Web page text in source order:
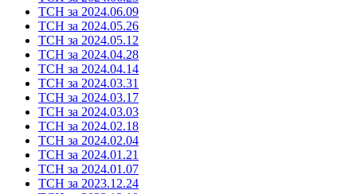
ТСН за 2024.06.09
ТСН за 2024.05.26
ТСН за 2024.05.12
ТСН за 2024.04.28
ТСН за 2024.04.14
ТСН за 2024.03.31
ТСН за 2024.03.17
ТСН за 2024.03.03
ТСН за 2024.02.18
ТСН за 2024.02.04
ТСН за 2024.01.21
ТСН за 2024.01.07
ТСН за 2023.12.24